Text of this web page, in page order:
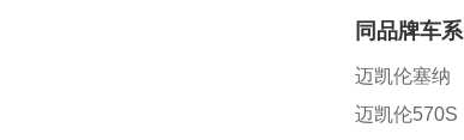
同品牌车系
迈凯伦塞纳
迈凯伦570S